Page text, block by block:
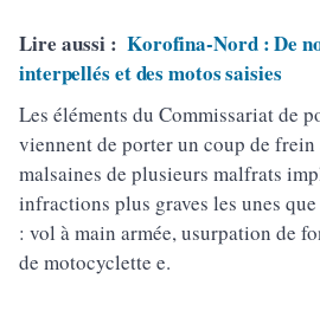
Lire aussi : Korofina-Nord : De
interpellés et des motos saisies
Les éléments du Commissariat de
viennent de porter un coup de
malsaines de plusieurs malfrats
infractions plus graves les unes
: vol à main armée, usurpation de
de motocyclette e.